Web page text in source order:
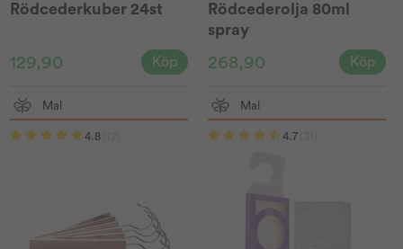
Rödcederkuber 24st
129,90 Köp
Rödcederolja 80ml
spray
268,90 Köp
Mal
4.8
Mal
4.7